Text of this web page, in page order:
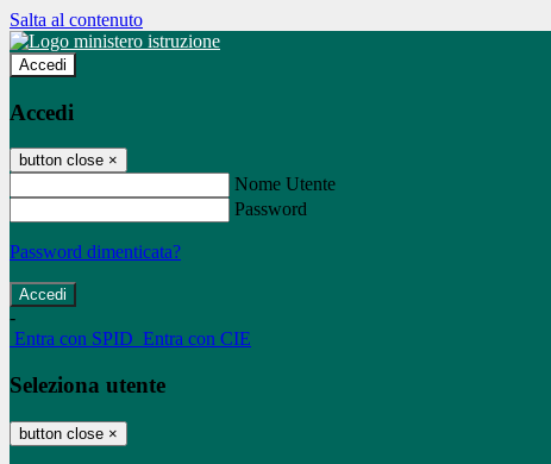
Salta al contenuto
Accedi
Accedi
button close ×
Nome Utente
Password
Password dimenticata?
-
Entra con SPID Entra con CIE
Seleziona utente
button close ×